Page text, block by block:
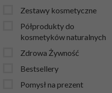
Zestawy kosmetyczne
Półprodukty do
kosmetyków naturalnych
Zdrowa Żywność
Bestsellery
Pomysł na prezent